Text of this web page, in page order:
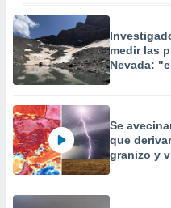
medir las
Nevada:
Se
que
granizo y